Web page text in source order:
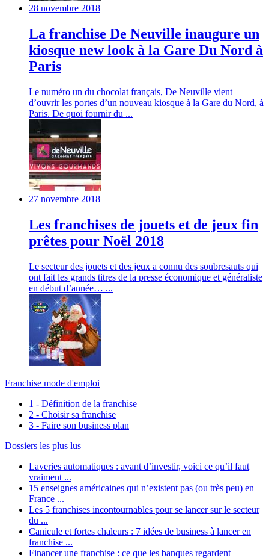
28 novembre 2018
La franchise De Neuville inaugure un
kiosque new look à la Gare Du Nord à
Paris
Le numéro un du chocolat français, De Neuville vient
d’ouvrir les portes d’un nouveau kiosque à la Gare du Nord, à
Paris. De quoi fournir du ...
27 novembre 2018
Les franchises de jouets et de jeux fin
prêtes pour Noël 2018
Le secteur des jouets et des jeux a connu des soubresauts qui
ont fait les grands titres de la presse économique et généraliste
en début d’année… ...
Franchise mode d'emploi
1 - Définition de la franchise
2 - Choisir sa franchise
3 - Faire son business plan
Dossiers les plus lus
Laveries automatiques : avant d’investir, voici ce qu’il faut
vraiment ...
15 enseignes américaines qui n’existent pas (ou très peu) en
France ...
Les 5 franchises incontournables pour se lancer sur le secteur
du ...
Canicule et fortes chaleurs : 7 idées de business à lancer en
franchise ...
Financer une franchise : ce que les banques regardent